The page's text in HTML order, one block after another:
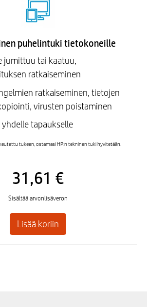
puhelintuki tietokoneille
jumittuu tai kaatuu,
ratkaiseminen
ratkaiseminen, tietojen
virusten poistaminen
yhdelle tapaukselle
tukeen, ostamasi HP:n tekninen tuki hyvitetään.
31,61 €
Sisältää arvonlisäveron